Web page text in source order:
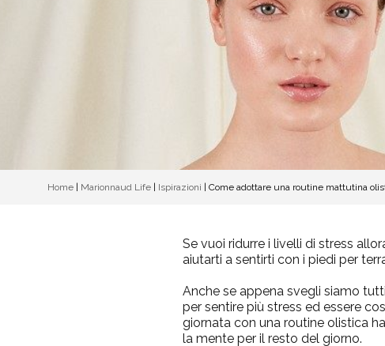
Home Marionnaud Life Ispirazioni Come adottare una routine mattutina
Se vuoi ridurre i livelli di stress
aiutarti a sentirti con i piedi per
Anche se appena svegli siamo
per sentire più stress ed essere
giornata con una routine olistica
la mente per il resto del giorno.